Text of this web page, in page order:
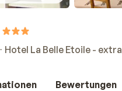
Hotel La Belle Etoile - extra
Bewertungen